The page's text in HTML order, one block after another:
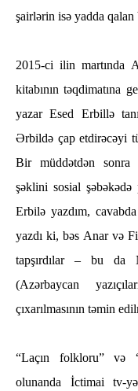
şairlərin isə yadda qalan
2015-ci ilin martında
kitabının təqdimatına
yazar Esed Erbillə
Ərbildə çap etdirəcəyi
Bir müddətdən sonra
şəklini sosial şəbəkədə
Erbilə yazdım,
yazdı ki, bəs Anar və
tapşırdılar – bu da
(Azərbaycan
çıxarılmasının təmin
“Laçın folkloru” və
olunanda İctimai tv-